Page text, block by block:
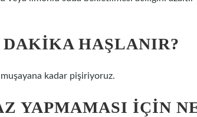
HAŞLANIR?
kadar pişiriyoruz.
YAPMAMASI IÇIN